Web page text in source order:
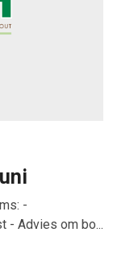
-
- Advies om bo...